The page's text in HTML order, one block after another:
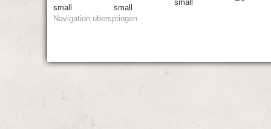
Navigation überspringen